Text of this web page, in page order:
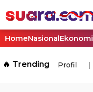
HomeNasionalEkonomi
🔥 Trending Profil